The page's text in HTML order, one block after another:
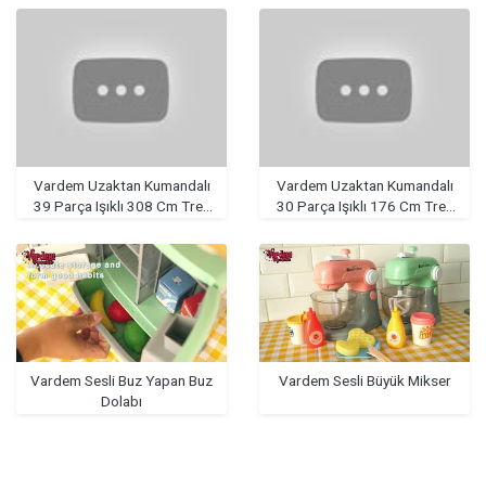
Vardem Uzaktan Kumandalı
39 Parça Işıklı 308 Cm Tren
Vardem Uzaktan Kumandalı
30 Parça Işıklı 176 Cm Tren
Vardem Sesli Buz Yapan Buz
Dolabı
Vardem Sesli Büyük Mikser